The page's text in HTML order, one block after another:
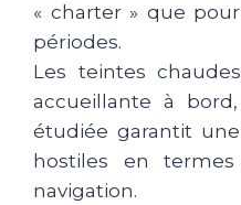
« charter » que
périodes.
Les teintes
accueillante à
étudiée garantit
hostiles en
navigation.